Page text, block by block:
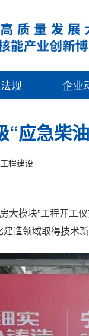
规 企业
“应急柴
工程建设
大模块”工程开工
造领域取得技术新